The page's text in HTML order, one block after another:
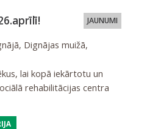
JAUNUMI
Dignājas muižā,
lai kopā iekārtotu un
rehabilitācijas centra